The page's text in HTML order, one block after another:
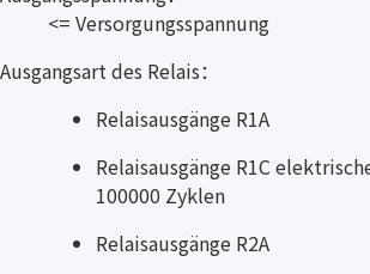
<= Versorgungsspannung
Ausgangsart des Relais：
Relaisausgänge R1A
Relaisausgänge R1C
100000 Zyklen
Relaisausgänge R2A